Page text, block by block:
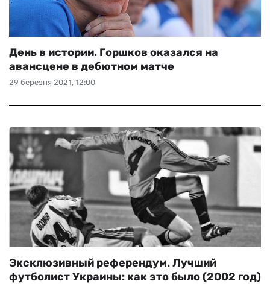
29 березня 2021, 12:00
День в истории. Горшков оказался на
авансцене в дебютном матче
Эксклюзивный референдум. Лучший
футболист Украины: как это было (2002 год)